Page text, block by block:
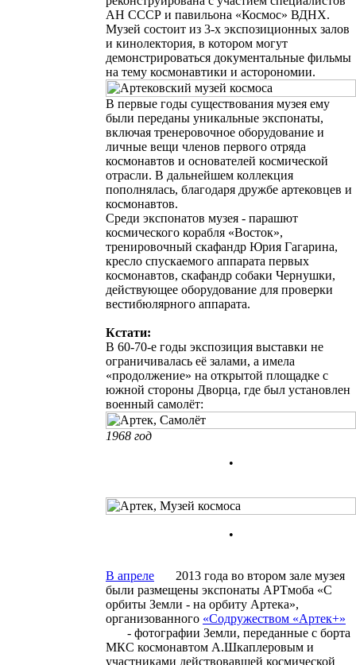
АН СССР и павильона «Космос» ВДНХ.
Музей состоит из 3-х экспозиционных залов
и кинолектория, в котором могут
демонстрироваться документальные фильмы
на тему космонавтики и асторономии.
В первые годы существования музея ему
были переданы уникальные экспонаты,
включая тренеровочное оборудование и
личные вещи членов первого отряда
космонавтов и основателей космической
отрасли. В дальнейшем коллекция
пополнялась, благодаря дружбе артековцев и
космонавтов.
Среди экспонатов музея - парашют
космического корабля «Восток»,
тренировочный скафандр Юрия Гагарина,
кресло спускаемого аппарата первых
космонавтов, скафандр собаки Чернушки,
действующее оборудование для проверки
вестибюлярного аппарата.
Кстати:
В 60-70-е годы экспозиция выставки не
ограничивалась её залами, а имела
«продолжение» на открытой площадке с
южной стороны Дворца, где был установлен
военный самолёт:
1968 год
•
•
В апреле
2013 года во втором зале музея
были размещены экспонаты АРТмоба «С
орбиты Земли - на орбиту Артека»,
организованного «Содружеством «Артек+»
- фотографии Земли, переданные с борта
МКС космонавтом А.Шкаплеровым и
участниками действовавшей космической